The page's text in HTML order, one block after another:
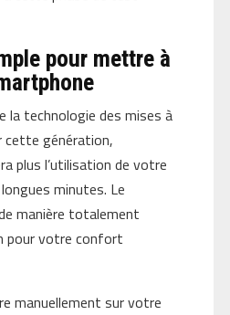
pour mettre à
la technologie des mises à
cette génération,
plus l’utilisation de votre
minutes. Le
manière totalement
pour votre confort
manuellement sur votre